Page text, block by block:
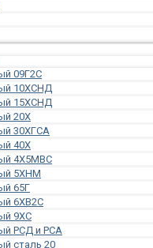
09Г2С
10ХСНД
15ХСНД
20Х
30ХГСА
40Х
4Х5МВС
5ХНМ
65Г
6ХВ2С
9ХС
РСД и РСА
сталь 20